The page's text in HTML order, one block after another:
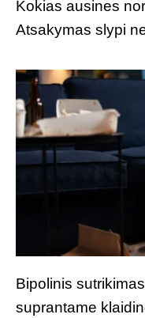
Kokias ausines
Atsakymas slypi
Bipolinis
suprantame